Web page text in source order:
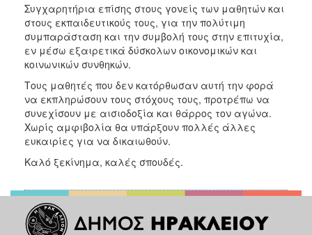
Συγχαρητήρια επίσης στους γονείς των μαθητών και
στους εκπαιδευτικούς τους, για την πολύτιμη
συμπαράσταση και την συμβολή τους στην επιτυχία,
εν μέσω εξαιρετικά δύσκολων οικονομικών και
κοινωνικών συνθηκών.
Τους μαθητές που δεν κατόρθωσαν αυτή την φορά
να εκπληρώσουν τους στόχους τους, προτρέπω να
συνεχίσουν με αισιοδοξία και θάρρος τον αγώνα.
Χωρίς αμφιβολία θα υπάρξουν πολλές άλλες
ευκαιρίες για να δικαιωθούν.
Καλό ξεκίνημα, καλές σπουδές.